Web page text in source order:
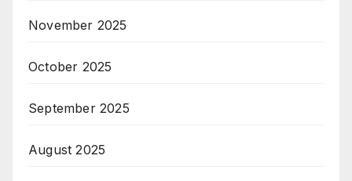
November 2025
October 2025
September 2025
August 2025